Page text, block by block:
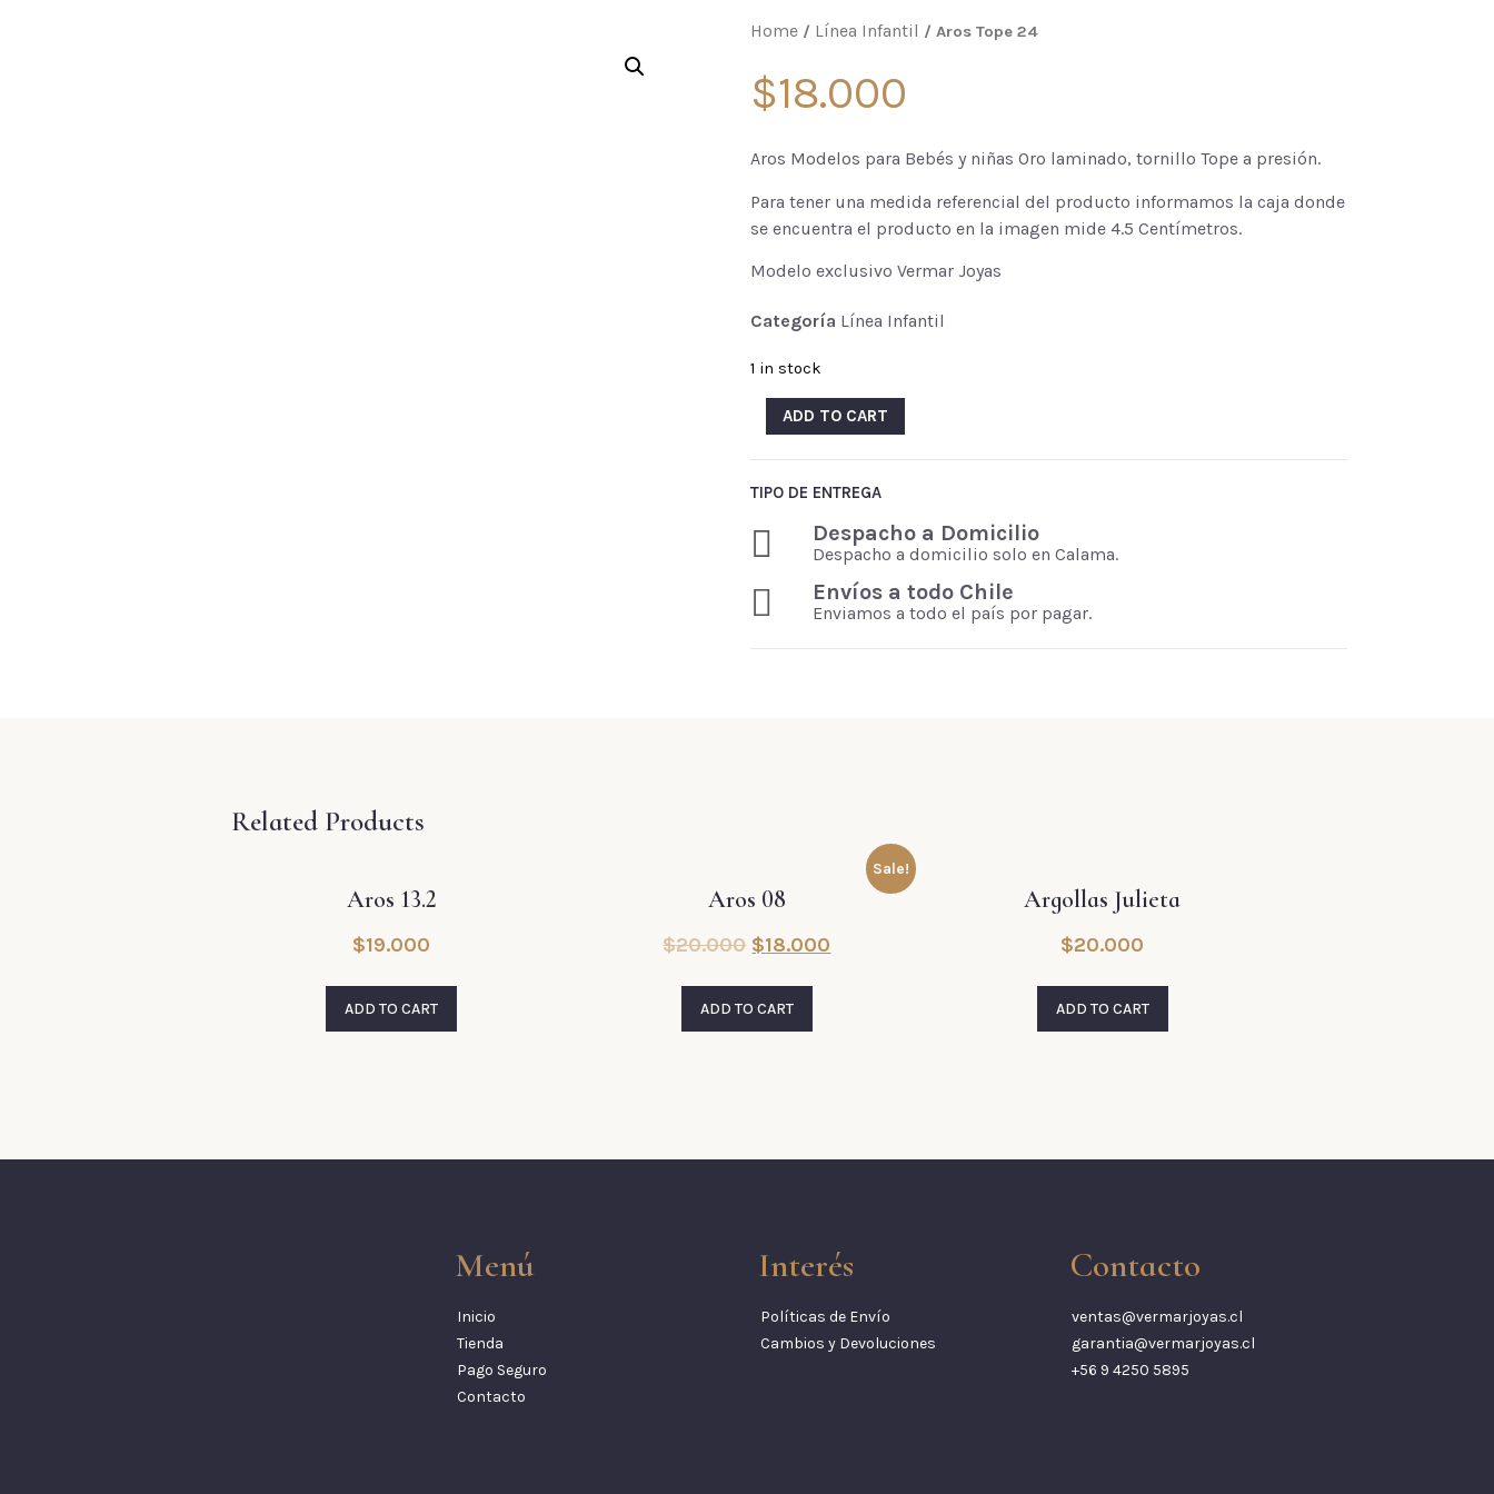
Home / Línea Infantil / Aros Tope 24
$18.000
Aros Modelos para Bebés y niñas Oro laminado, tornillo Tope a presión.
Para tener una medida referencial del producto informamos la caja donde
se encuentra el producto en la imagen mide 4.5 Centímetros.
Modelo exclusivo Vermar Joyas
Categoría Línea Infantil
1 in stock
ADD TO CART
TIPO DE ENTREGA
Despacho a Domicilio
Despacho a domicilio solo en Calama.
Envíos a todo Chile
Enviamos a todo el país por pagar.
Related Products
Aros 13.2
$19.000
ADD TO CART
Sale!
Aros 08
$20.000 $18.000
ADD TO CART
Argollas Julieta
$20.000
ADD TO CART
Menú
Inicio
Tienda
Pago Seguro
Contacto
Interés
Políticas de Envío
Cambios y Devoluciones
Contacto
ventas@vermarjoyas.cl
garantia@vermarjoyas.cl
+56 9 4250 5895